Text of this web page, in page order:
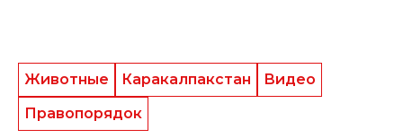
Животные Каракалпакстан
Видео
Правопорядок